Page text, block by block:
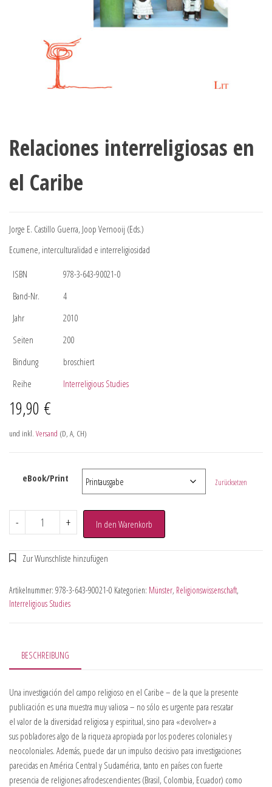
Relaciones interreligiosas en
el Caribe
Jorge E. Castillo Guerra, Joop Vernooij (Eds.)
Ecumene, interculturalidad e interreligiosidad
ISBN
978-3-643-90021-0
Band-Nr.
4
Jahr
2010
Seiten
200
Bindung
broschiert
Reihe
Interreligious Studies
19,90 €
und inkl. Versand (D, A, CH)
eBook/Print Zurücksetzen
- + In den Warenkorb
Artikelnummer: 978-3-643-90021-0 Kategorien: Münster, Religionswissenschaft,
Interreligious Studies
BESCHREIBUNG
Una investigación del campo religioso en el Caribe – de la que la presente
publicación es una muestra muy valiosa – no sólo es urgente para rescatar
el valor de la diversidad religiosa y espiritual, sino para «devolver» a
sus pobladores algo de la riqueza apropiada por los poderes coloniales y
neocoloniales. Además, puede dar un impulso decisivo para investigaciones
parecidas en América Central y Sudamérica, tanto en países con fuerte
presencia de religiones afrodescendientes (Brasil, Colombia, Ecuador) como